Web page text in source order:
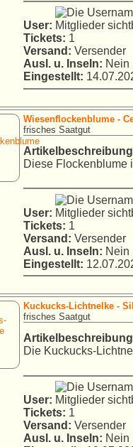
User:
Tickets: 1
Versand: Versender
Ausl. u. Inseln: Nein
Eingestellt:
Wiesenflockenblume -
frisches Saatgut
Diese Flockenblume
User:
Tickets: 1
Versand: Versender
Ausl. u. Inseln: Nein
Eingestellt:
Kuckucks-Lichtnelke -
frisches Saatgut
Die Kuckucks-
User:
Tickets: 1
Versand: Versender
Ausl. u. Inseln: Nein